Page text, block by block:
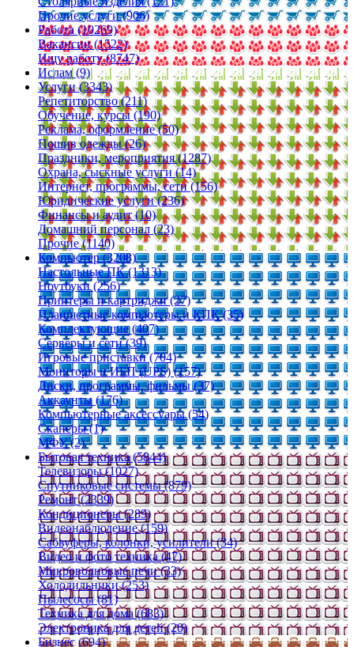
Прочие услуги (906)
Работа (10269)
Вакансии (1522)
Ищу работу (8747)
Ислам (9)
Услуги (3343)
Репетиторство (211)
Обучение, курсы (190)
Реклама, оформление (50)
Пошив одежды (26)
Праздники, мероприятия (1287)
Охрана, сыскные услуги (14)
Интернет, программы, сети (156)
Юридические услуги (236)
Финансы и аудит (10)
Домашний персонал (23)
Прочие (1140)
Компьютер (3208)
Настольные ПК (1313)
Ноутбуки (256)
Принтеры и картриджи (27)
Планшетные компьютеры и КПК (35)
Комплектующие (407)
Серверы и сети (39)
Игровые приставки (704)
Мониторы и ИБП (UPS) (157)
Диски, программы, фильмы (37)
Аккаунты (176)
Компьютерные аксессуары (54)
Сканеры (1)
МФУ (2)
Бытовая техника (5844)
Телевизоры (1027)
Спутниковые системы (879)
Ремонт (2339)
Кондиционеры (289)
Видеонаблюдение (159)
Сабвуферы, колонки, усилители (34)
Видео и фото техника (47)
Микроволновые печи (33)
Холодильники (253)
Пылесосы (81)
Техника для дома (683)
Электроника для детей (20)
Бизнес (694)